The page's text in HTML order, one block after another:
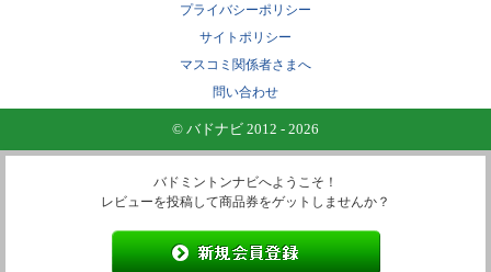
プライバシーポリシー
サイトポリシー
マスコミ関係者さまへ
問い合わせ
© バドナビ 2012 - 2026
バドミントンナビへようこそ！
レビューを投稿して商品券をゲットしませんか？